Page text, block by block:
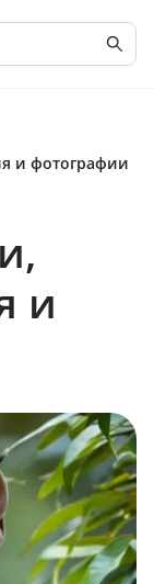
и фотографии
и